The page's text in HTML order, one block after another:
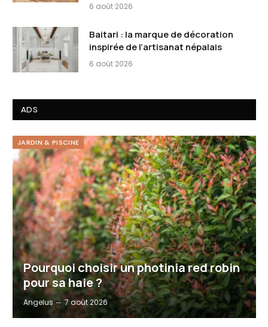
6 août 2026
Baitari : la marque de décoration
inspirée de l’artisanat népalais
6 août 2026
ADS
JARDIN & PISCINE
Pourquoi choisir un photinia red robin
pour sa haie ?
Angelus 7 août 2026